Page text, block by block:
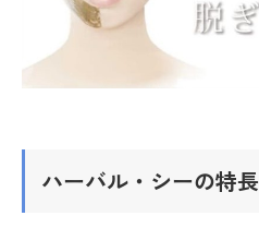
ハーバル・シーの特長